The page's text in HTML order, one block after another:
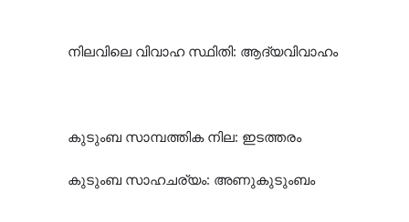
നിലവിലെ വിവാഹ സ്ഥിതി: ആദ്യവിവാഹം
കുടുംബ സാമ്പത്തിക നില: ഇടത്തരം
കുടുംബ സാഹചര്യം: അണുകുടുംബം